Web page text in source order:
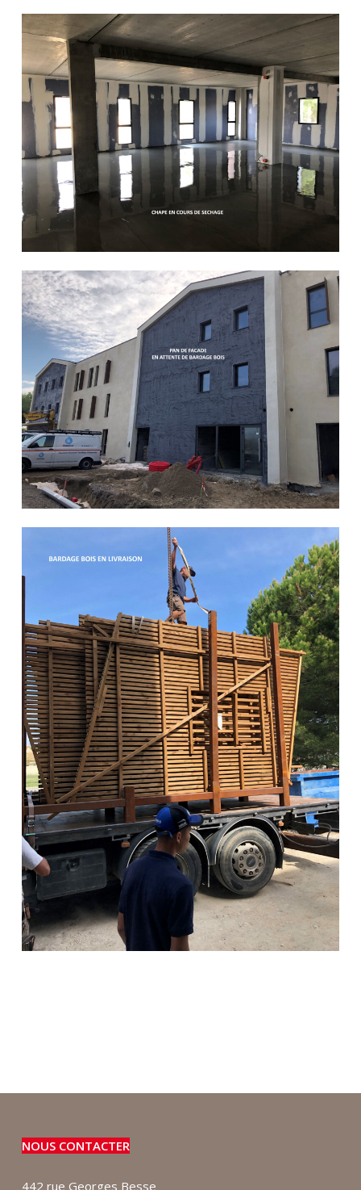
NOUS CONTACTER
442 rue Georges Besse